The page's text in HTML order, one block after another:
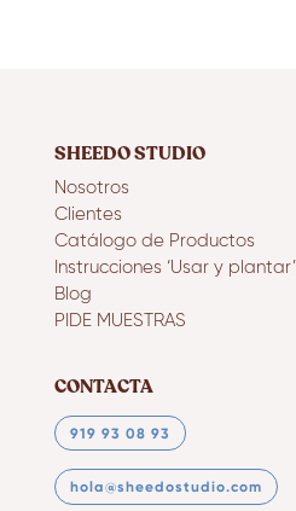
SHEEDO STUDIO
Nosotros
Clientes
Catálogo de Productos
Instrucciones ‘Usar y plantar’
Blog
PIDE MUESTRAS
CONTACTA
919 93 08 93
hola@sheedostudio.com